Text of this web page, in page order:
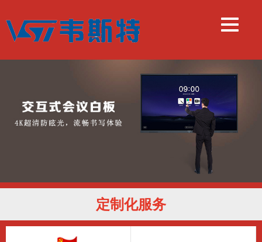
定制化服务